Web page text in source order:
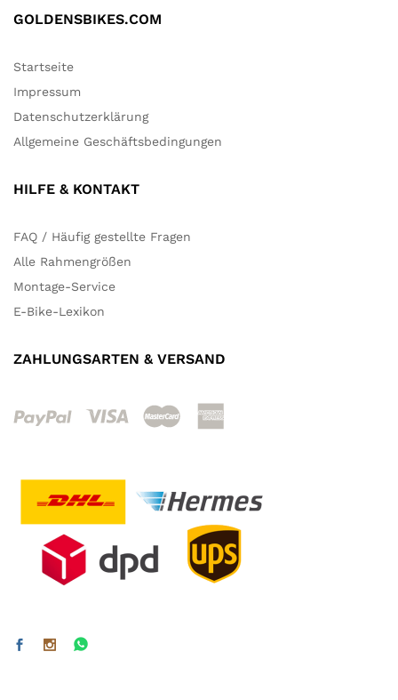
GOLDENSBIKES.COM
Startseite
Impressum
Datenschutzerklärung
Allgemeine Geschäftsbedingungen
HILFE & KONTAKT
FAQ / Häufig gestellte Fragen
Alle Rahmengrößen
Montage-Service
E-Bike-Lexikon
ZAHLUNGSARTEN & VERSAND